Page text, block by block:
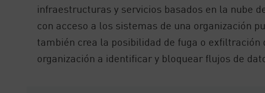
infraestructuras y servicios basados en la nube
con acceso a los sistemas de una organización
también crea la posibilidad de fuga o exfiltración
organización a identificar y bloquear flujos de